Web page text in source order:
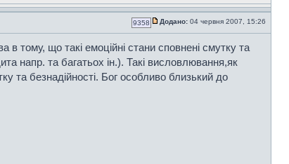
9358 Додано: 04 червня 2007, 15:26
тому, що такі емоційні стани сповнені смутку та
напр. та багатьох ін.). Такі висловлювання,як
та безнадійності. Бог особливо близький до